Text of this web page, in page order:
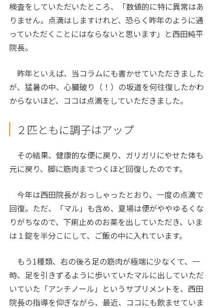
検査をしていただいたところ、「数値的に特に異常はあ
りません。点滴はしますけれど、恐らく昨年のように通
っていただくことにはならないと思います」と西田純平
院長。
昨年といえば、当コラムにも書かせていただきました
が、猛暑の中、心臓破り（！）の坂道を何往復したかわ
からないほど、ココは点滴をしていただきました。
２匹ともに調子はアップ
その結果、健康的な便に戻り、ガリガリにやせた体も
元に戻り、脚に筋肉までつくほど回復したのです。
今年は西田院長がおっしゃったとおり、一度の点滴で
回復。ただ、「マル」も含め、夏場は便がややゆるくな
りがちなので、下痢止めのお薬を出していただき、いま
は１錠を半分こにして、ご飯の中に入れています。
もう1種類、右の後ろ足の筋肉が極端に少なくて、一
時、足を引きずるように歩いていたマルに出していただ
いていた「アンチノール」というサプリメントを、西田
院長の指導を仰ぎながら、最近、ココにも飲ませていま